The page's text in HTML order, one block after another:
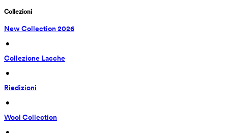
Collezioni
New Collection 2026
•
Collezione Lacche
•
Riedizioni
•
Wool Collection